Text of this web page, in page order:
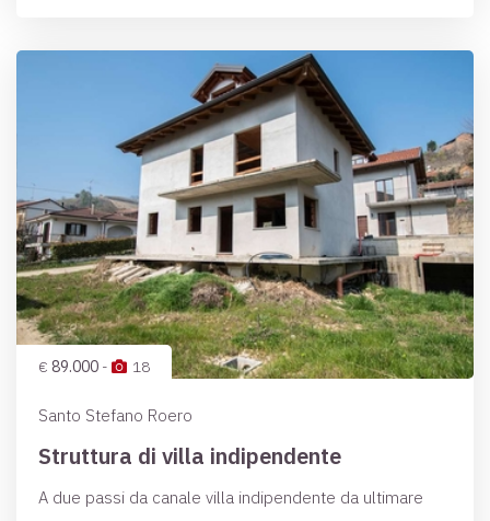
€ 89.000 - 18
Santo Stefano Roero
Struttura di villa indipendente
A due passi da canale villa indipendente da ultimare